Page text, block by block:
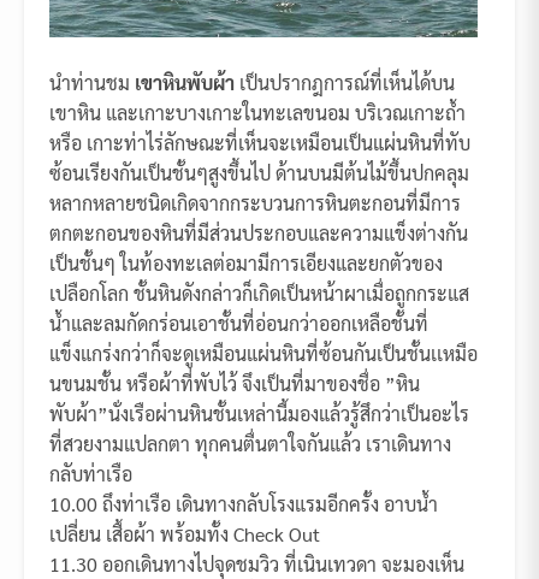
นำท่านชม เขาหินพับผ้า เป็นปรากฎการณ์ที่เห็นได้บน
เขาหิน และเกาะบางเกาะในทะเลขนอม บริเวณเกาะถ้ำ
หรือ เกาะท่าไร่ลักษณะที่เห็นจะเหมือนเป็นแผ่นหินที่ทับ
ซ้อนเรียงกันเป็นชั้นๆสูงขึ้นไป ด้านบนมีต้นไม้ขึ้นปกคลุม
หลากหลายชนิดเกิดจากกระบวนการหินตะกอนที่มีการ
ตกตะกอนของหินที่มีส่วนประกอบและความแข็งต่างกัน
เป็นชั้นๆ ในท้องทะเลต่อมามีการเอียงและยกตัวของ
เปลือกโลก ชั้นหินดังกล่าวก็เกิดเป็นหน้าผาเมื่อถูกกระแส
น้ำและลมกัดกร่อนเอาชั้นที่อ่อนกว่าออกเหลือชั้นที่
แข็งแกร่งกว่าก็จะดูเหมือนแผ่นหินที่ซ้อนกันเป็นชั้นเเหมือ
นขนมชั้น หรือผ้าที่พับไว้ จึงเป็นที่มาของชื่อ ”หิน
พับผ้า”นั่งเรือผ่านหินชั้นเหล่านี้มองแล้วรู้สึกว่าเป็นอะไร
ที่สวยงามแปลกตา ทุกคนตื่นตาใจกันแล้ว เราเดินทาง
กลับท่าเรือ
10.00 ถึงท่าเรือ เดินทางกลับโรงแรมอีกครั้ง อาบน้ำ
เปลี่ยน เสื้อผ้า พร้อมทั้ง Check Out
11.30 ออกเดินทางไปจุดชมวิว ที่เนินเทวดา จะมองเห็น